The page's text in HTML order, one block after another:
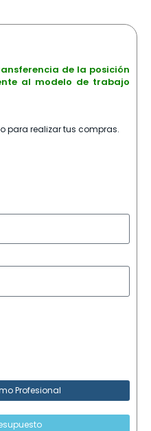
de la posición
al modelo de trabajo
para realizar tus compras.
Profesional